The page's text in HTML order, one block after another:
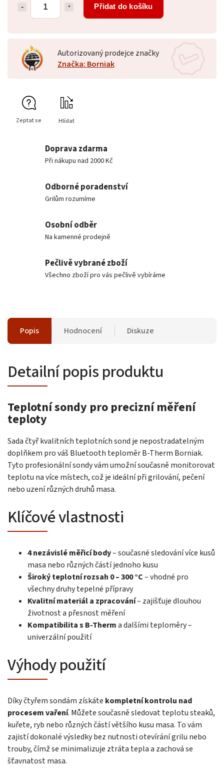
Přidat do košíku
Autorizovaný prodejce značky
Značka: Borniak
Zeptat se Hlídat
Doprava zdarma
Při nákupu nad 2000 Kč
Odborné poradenství
Grilům rozumíme
Osobní odběr
Na kamenné prodejně
Pečlivě vybrané zboží
Všechno zboží pro vás pečlivě vybíráme
Popis Hodnocení Diskuze
Detailní popis produktu
Teplotní sondy pro precizní měření
teploty
Sada čtyř kvalitních teplotních sond je nepostradatelným
doplňkem pro váš Bluetooth teploměr B-Therm Borniak.
Tyto profesionální sondy vám umožní současně monitorovat
teplotu na více místech, což je ideální při grilování, pečení
nebo uzení různých druhů masa.
Klíčové vlastnosti
4 nezávislé měřicí body– současné sledování více kusů
masa nebo různých částí jednoho kusu
Široký teplotní rozsah 0 – 300 °C– vhodné pro
všechny druhy tepelné přípravy
Kvalitní materiál a zpracování– zajišťuje dlouhou
životnost a přesnost měření
Kompatibilita s B-Therma dalšími teploměry –
univerzální použití
Výhody použití
Díky čtyřem sondám získáte kompletní kontrolu nad
procesem vaření. Můžete současně sledovat teplotu steaků,
kuřete, ryb nebo různých částí většího kusu masa. To vám
zajistí dokonalé výsledky bez nutnosti otevírání grilu nebo
trouby, čímž se minimalizuje ztráta tepla a zachová se
šťavnatost masa.